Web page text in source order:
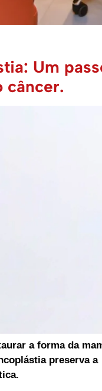
Um
câncer.
a forma da
preserva a